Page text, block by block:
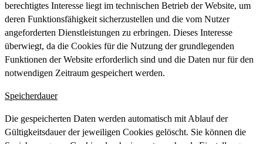
berechtigtes Interesse liegt im technischen Betrieb der Website, um
deren Funktionsfähigkeit sicherzustellen und die vom Nutzer
angeforderten Dienstleistungen zu erbringen. Dieses Interesse
überwiegt, da die Cookies für die Nutzung der grundlegenden
Funktionen der Website erforderlich sind und die Daten nur für den
notwendigen Zeitraum gespeichert werden.
Speicherdauer
Die gespeicherten Daten werden automatisch mit Ablauf der
Gültigkeitsdauer der jeweiligen Cookies gelöscht. Sie können die